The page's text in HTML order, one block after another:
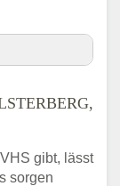
Ihrergibt, lässt
sorgen